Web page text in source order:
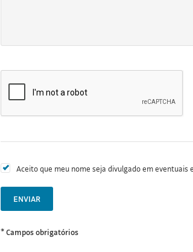
Aceito que meu nome seja divulgado em eventuais
ENVIAR
* Campos obrigatórios